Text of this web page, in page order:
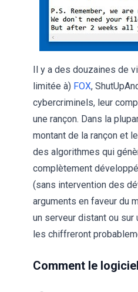
Il y a des douzaines de
limitée à) FOX,
cybercriminels, leur
une rançon. Dans la
montant de la rançon et
des algorithmes qui
complètement
(sans intervention des
arguments en faveur du
un serveur distant ou
les chiffreront
Comment le